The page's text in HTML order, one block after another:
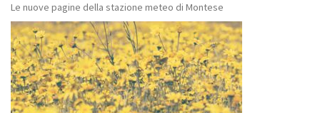
Le nuove pagine della stazione meteo di Montese